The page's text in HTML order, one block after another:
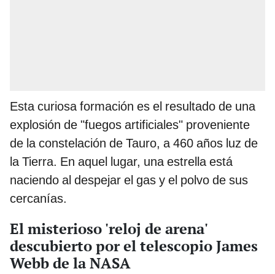
Esta curiosa formación es el resultado de una
explosión de "fuegos artificiales" proveniente
de la constelación de Tauro, a 460 años luz de
la Tierra. En aquel lugar, una estrella está
naciendo al despejar el gas y el polvo de sus
cercanías.
El misterioso 'reloj de arena'
descubierto por el telescopio James
Webb de la NASA